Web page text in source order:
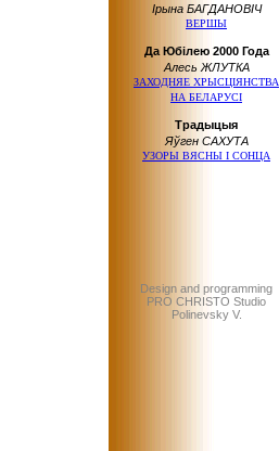
Ірына БАГДАНОВІЧ
ВЕРШЫ
Да Юбілею 2000 Года
Алесь ЖЛУТКА
ЗАХОДНЯЕ ХРЫСЦІЯНСТВА
НА БЕЛАРУСІ
Tрaдыцыя
Яўгeн CАХУТА
УЗOPЫ BЯCHЫ I COHЦA
Design and programming
PRO CHRISTO Studio
Polinevsky V.